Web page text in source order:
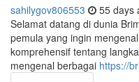
sahilygov806553 55 days
Selamat datang di dunia
pemula yang ingin
komprehensif tentang
mengenal berbagai https://